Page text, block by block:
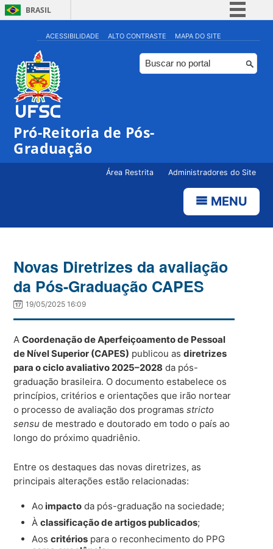
BRASIL
Simplifique!
Comunica BR
Participe
ACESSIBILIDADE ALTO CONTRASTE MAPA DO SITE
Pró-Reitoria de Pós-
Graduação
Área Restrita Administradores do Site
MENU
Novas Diretrizes da avaliação
da Pós-Graduação CAPES
19/05/2025 16:09
ACoordenação de Aperfeiçoamento de Pessoal
de Nível Superior (CAPES) publicou asdiretrizes
para o ciclo avaliativo 2025–2028 da pós-
graduação brasileira. O documento estabelece os
princípios, critérios e orientações que irão nortear
o processo de avaliação dos programas stricto
sensu de mestrado e doutorado em todo o país ao
longo do próximo quadriênio.
Entre os destaques das novas diretrizes, as
principais alterações estão relacionadas:
Ao impacto da pós-graduação na sociedade;
Àclassificação de artigos publicados;
Aoscritérios para o reconhecimento do PPG